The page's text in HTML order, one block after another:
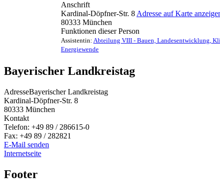
Anschrift
Kardinal-Döpfner-Str. 8 Adresse auf Karte
80333 München
Funktionen dieser Person
Assistentin: Abteilung VIII - Bauen, Landesentwicklung,
Energiewende
Bayerischer Landkreistag
AdresseBayerischer Landkreistag
Kardinal-Döpfner-Str. 8
80333 München
Kontakt
Telefon: +49 89 / 286615-0
Fax: +49 89 / 282821
E-Mail senden
Internetseite
Footer